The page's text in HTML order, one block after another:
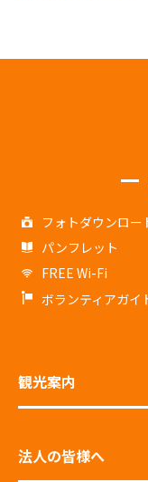
フォトダウンロー
パンフレット
FREE Wi-Fi
ボランティアガイ
観光案内
法人の皆様へ